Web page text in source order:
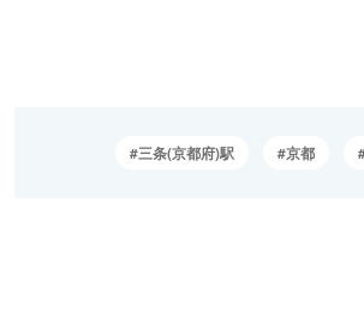
三条(京都府)駅 京都